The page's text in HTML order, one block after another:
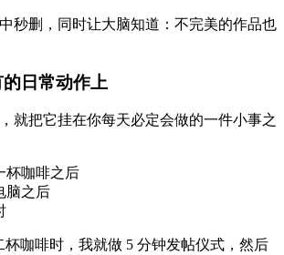
秒删，同时让大脑知道：不完美的作品也
日常动作上
就把它挂在你每天必定会做的一件小事之
杯咖啡之后
脑之后
杯咖啡时，我就做 5 分钟发帖仪式，然后